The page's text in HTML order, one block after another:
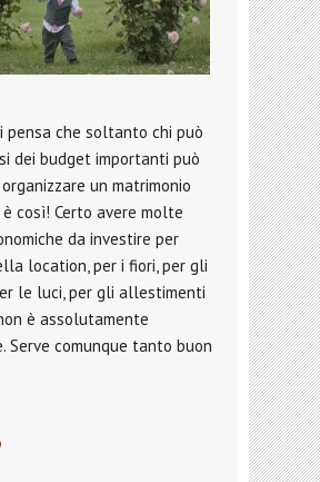
pensa che soltanto chi può
dei budget importanti può
un matrimonio
così! Certo avere molte
da investire per
location, per i fiori, per gli
le luci, per gli allestimenti
è assolutamente
Serve comunque tanto buon